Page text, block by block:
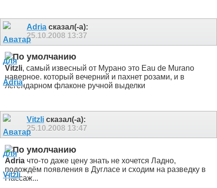
Adria сказал(-а):
25.10.2008 13:37
Vitzli, самый извесный от Мурано это Eau de Murano
наверное. который вечерний и пахнет розами, и в
легендарном флаконе ручной выделки
Vitzli сказал(-а):
25.10.2008 13:47
Adria что-то даже цену знать не хочется Ладно,
подождём появления в Дугласе и сходим на разведку в
Пассаж...